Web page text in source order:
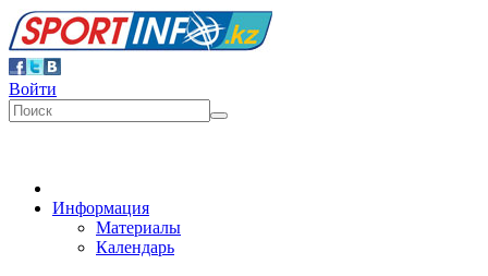
Войти
Информация
Материалы
Календарь